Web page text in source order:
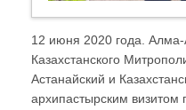
12 июня 2020 года. Алма-
Казахстанского
Астанайский и
архипастырским визитом